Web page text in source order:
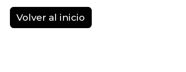
Volver al inicio